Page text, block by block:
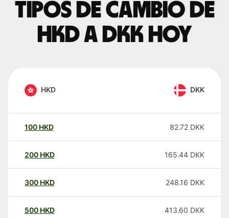
Tipos de cambio de
HKD a DKK hoy
HKD DKK
100 HKD 82.72 DKK
200 HKD 165.44 DKK
300 HKD 248.16 DKK
500 HKD 413.60 DKK